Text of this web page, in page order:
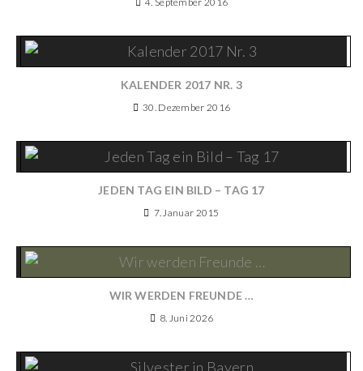
KALENDER 2017 NR. 3
30. Dezember 2016
JEDEN TAG EIN BILD – TAG 17
7. Januar 2015
WIR WERDEN FREUNDE …
8. Juni 2026